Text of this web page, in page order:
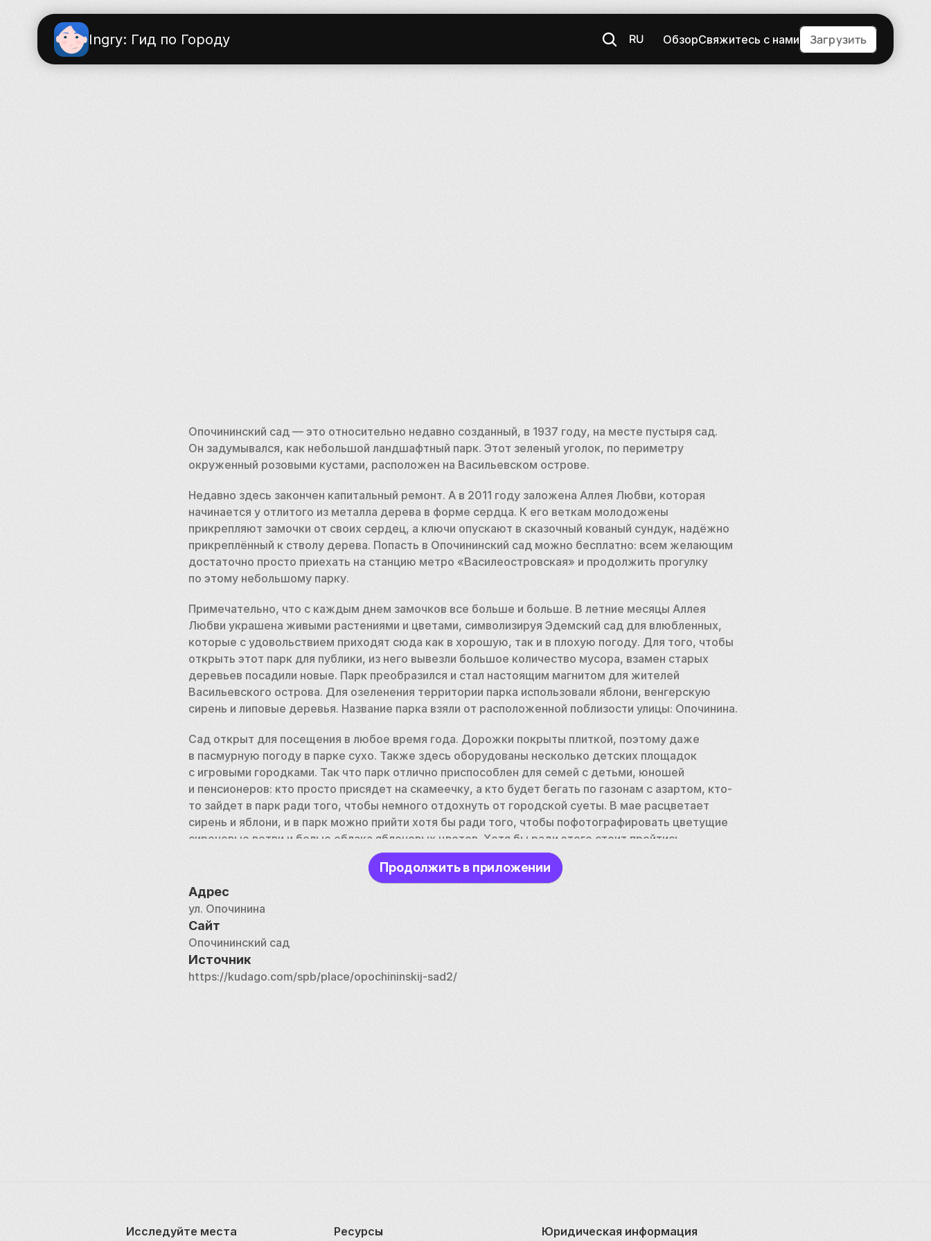
Ingry: Гид по Городу RU ОбзорСвяжитесь с нами Загрузить
Опочининский сад — это относительно недавно созданный, в 1937 году, на месте пустыря сад.
Он задумывался, как небольшой ландшафтный парк. Этот зеленый уголок, по периметру
окруженный розовыми кустами, расположен на Васильевском острове.
Недавно здесь закончен капитальный ремонт. А в 2011 году заложена Аллея Любви, которая
начинается у отлитого из металла дерева в форме сердца. К его веткам молодожены
прикрепляют замочки от своих сердец, а ключи опускают в сказочный кованый сундук, надёжно
прикреплённый к стволу дерева. Попасть в Опочининский сад можно бесплатно: всем желающим
достаточно просто приехать на станцию метро «Василеостровская» и продолжить прогулку
по этому небольшому парку.
Примечательно, что с каждым днем замочков все больше и больше. В летние месяцы Аллея
Любви украшена живыми растениями и цветами, символизируя Эдемский сад для влюбленных,
которые с удовольствием приходят сюда как в хорошую, так и в плохую погоду. Для того, чтобы
открыть этот парк для публики, из него вывезли большое количество мусора, взамен старых
деревьев посадили новые. Парк преобразился и стал настоящим магнитом для жителей
Васильевского острова. Для озеленения территории парка использовали яблони, венгерскую
сирень и липовые деревья. Название парка взяли от расположенной поблизости улицы: Опочинина.
Сад открыт для посещения в любое время года. Дорожки покрыты плиткой, поэтому даже
в пасмурную погоду в парке сухо. Также здесь оборудованы несколько детских площадок
с игровыми городками. Так что парк отлично приспособлен для семей с детьми, юношей
и пенсионеров: кто просто присядет на скамеечку, а кто будет бегать по газонам с азартом, кто-
то зайдет в парк ради того, чтобы немного отдохнуть от городской суеты. В мае расцветает
сирень и яблони, и в парк можно прийти хотя бы ради того, чтобы пофотографировать цветущие
сиреневые ветви и белые облака яблоневых цветов. Хотя бы ради этого стоит пройтись
по весеннему парку, хорош он и осенью, когда дорожки становятся желтыми от опадающих
Продолжить в приложении
Адрес
ул. Опочинина
Сайт
Опочининский сад
Источник
https://kudago.com/spb/place/opochininskij-sad2/
Исследуйте места Ресурсы Юридическая информация